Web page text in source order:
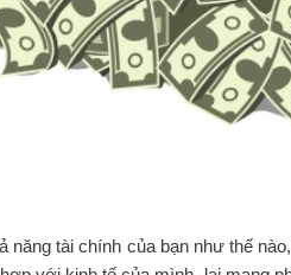
năng tài chính của bạn như thế